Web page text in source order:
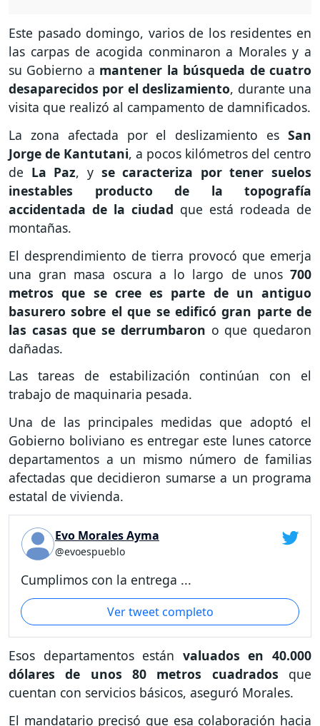
Este pasado domingo, varios de los residentes en
las carpas de acogida conminaron a Morales y a
su Gobierno a mantener la búsqueda de cuatro
desaparecidos por el deslizamiento, durante una
visita que realizó al campamento de damnificados.
La zona afectada por el deslizamiento es San
Jorge de Kantutani, a pocos kilómetros del centro
de La Paz, yse caracteriza por tener suelos
inestables producto de la topografía
accidentada de la ciudad que está rodeada de
montañas.
El desprendimiento de tierra provocó que emerja
una gran masa oscura a lo largo de unos 700
metros que se cree es parte de un antiguo
basurero sobre el que se edificó gran parte de
las casas que se derrumbaron o que quedaron
dañadas.
Las tareas de estabilización continúan con el
trabajo de maquinaria pesada.
Una de las principales medidas que adoptó el
Gobierno boliviano es entregar este lunes catorce
departamentos a un mismo número de familias
afectadas que decidieron sumarse a un programa
estatal de vivienda.
Evo Morales Ayma
@evoespueblo
Cumplimos con la entrega ...
Ver tweet completo
Esos departamentos están valuados en 40.000
dólares de unos 80 metros cuadrados que
cuentan con servicios básicos, aseguró Morales.
El mandatario precisó que esa colaboración hacia